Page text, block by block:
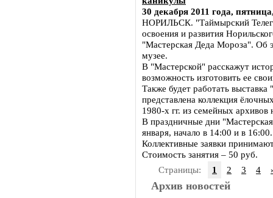
30 декабря 2011 года,
НОРИЛЬСК. "Таймырский
освоения и развития
"Мастерская Деда Мороза". Об
музее.
В "Мастерской" расскажут
возможность изготовить ее
Также будет работать
представлена коллекция
1980-х гг. из семейных архивов
В праздничные дни
января, начало в 14:00 и в 16:00.
Коллективные заявки
Стоимость занятия – 50 руб.
Страницы:
1 2 3 4
Архив новостей